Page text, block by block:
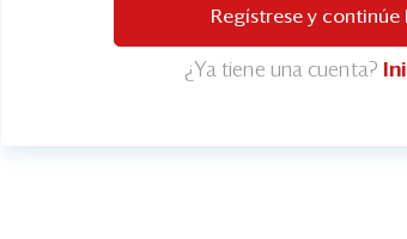
Regístrese y continúe
¿Ya tiene una cuenta?